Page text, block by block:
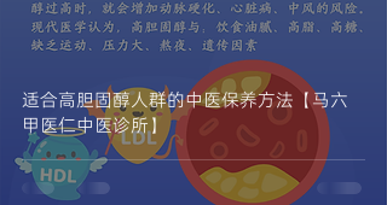
适合高胆固醇人群的中医保养方法【马六
甲医仁中医诊所】